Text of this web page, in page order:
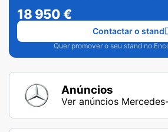
18 950€
Quer promover o seu stand no
Contactar o stand
Anúncios
Ver anúncios